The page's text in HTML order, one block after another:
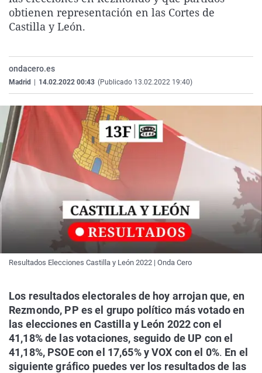
La rosa de los vientos
Caso
Extremadura
País Vasco
Virales
obtienen representación en las Cortes de
Castilla y León.
ondacero.es
Madrid 14.02.2022 00:43 (Publicado 13.02.2022 19:40)
Resultados Elecciones Castilla y León 2022 | Onda Cero
Los resultados electorales de hoy arrojan que, en
Rezmondo, PP es el grupo político más votado en
las elecciones en Castilla y León 2022 con el
41,18% de las votaciones, seguido de UP con el
41,18%, PSOE con el 17,65% y VOX con el 0%. En el
siguiente gráfico puedes ver los resultados de las